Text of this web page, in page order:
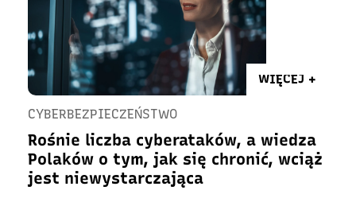
WIĘCEJ +
CYBERBEZPIECZEŃSTWO
Rośnie liczba cyberataków, a wiedza
Polaków o tym, jak się chronić, wciąż
jest niewystarczająca